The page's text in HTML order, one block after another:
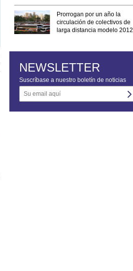
Prorrogan por un año la
circulación de colectivos de
larga distancia modelo 2012
NEWSLETTER
Suscríbase a nuestro boletín de noticias